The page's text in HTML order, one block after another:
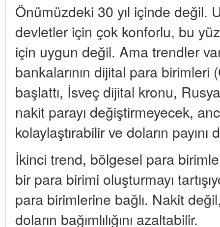
Önümüzdeki 30 yıl içinde değil.
devletler için çok konforlu, bu
için uygun değil. Ama trendler
bankalarının dijital para
başlattı, İsveç dijital kronu,
nakit parayı değiştirmeyecek,
kolaylaştırabilir ve doların payını
İkinci trend, bölgesel para
bir para birimi oluşturmayı
para birimlerine bağlı. Nakit
doların bağımlılığını azaltabilir.